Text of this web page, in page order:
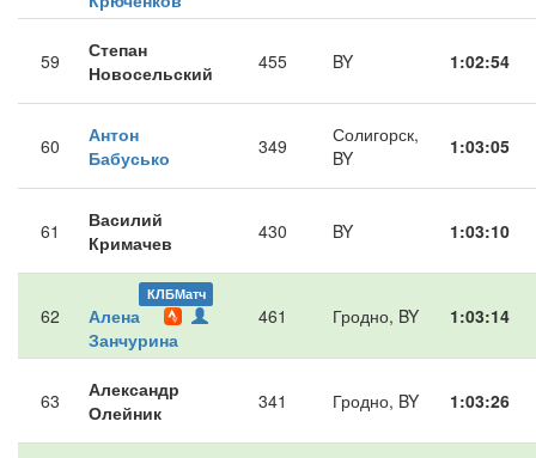
59
Степан
Новосельский
455 BY 1:02:54
60
Антон
Бабусько
349
Солигорск,
BY
1:03:05
61
Василий
Кримачев
430 BY 1:03:10
62
КЛБМатч
Алена
Занчурина
461 Гродно, BY 1:03:14
63
Александр
Олейник
341 Гродно, BY 1:03:26